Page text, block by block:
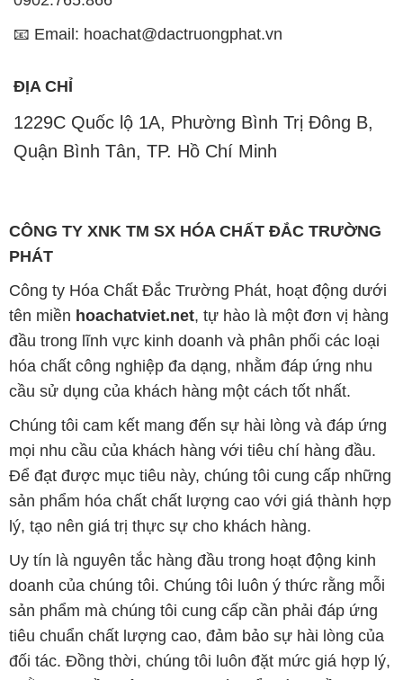
1229C Quốc lộ 1A, Phường Bình Trị Đông B,
Quận Bình Tân, TP. Hồ Chí Minh
CÔNG TY XNK TM SX HÓA CHẤT ĐẮC TRƯỜNG
PHÁT
đầu trong lĩnh vực kinh doanh và phân phối các loại
hóa chất công nghiệp đa dạng, nhằm đáp ứng nhu
cầu sử dụng của khách hàng một cách tốt nhất.
Chúng tôi cam kết mang đến sự hài lòng và đáp ứng
mọi nhu cầu của khách hàng với tiêu chí hàng đầu.
Để đạt được mục tiêu này, chúng tôi cung cấp những
sản phẩm hóa chất chất lượng cao với giá thành hợp
lý, tạo nên giá trị thực sự cho khách hàng.
Uy tín là nguyên tắc hàng đầu trong hoạt động kinh
doanh của chúng tôi. Chúng tôi luôn ý thức rằng mỗi
sản phẩm mà chúng tôi cung cấp cần phải đáp ứng
tiêu chuẩn chất lượng cao, đảm bảo sự hài lòng của
đối tác. Đồng thời, chúng tôi luôn đặt mức giá hợp lý,
nhằm tạo điều kiện cho sự phát triển và sự tồn tại
bền vững trên con đường phía trước.
Công ty Hóa Chất Đắc Trường Phát có khả năng đáp
ứng đa dạng các nhu cầu về hóa chất cho tất cả các